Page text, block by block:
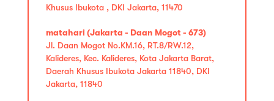
Khusus Ibukota , DKI Jakarta, 11470
matahari (Jakarta - Daan Mogot - 673)
Jl. Daan Mogot No.KM.16, RT.8/RW.12,
Kalideres, Kec. Kalideres, Kota Jakarta Barat,
Daerah Khusus Ibukota Jakarta 11840, DKI
Jakarta, 11840